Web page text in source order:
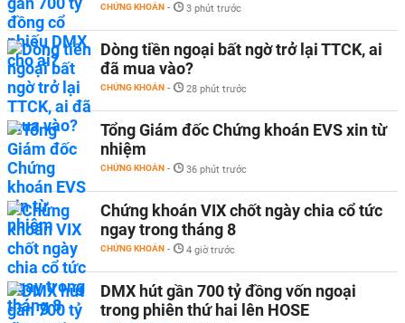
CHỨNG KHOÁN - 3 phút trước
Dòng tiền ngoại bất ngờ trở lại TTCK, ai
đã mua vào?
CHỨNG KHOÁN - 28 phút trước
Tổng Giám đốc Chứng khoán EVS xin từ
nhiệm
CHỨNG KHOÁN - 36 phút trước
Chứng khoán VIX chốt ngày chia cổ tức
ngay trong tháng 8
CHỨNG KHOÁN - 4 giờ trước
DMX hút gần 700 tỷ đồng vốn ngoại
trong phiên thứ hai lên HOSE